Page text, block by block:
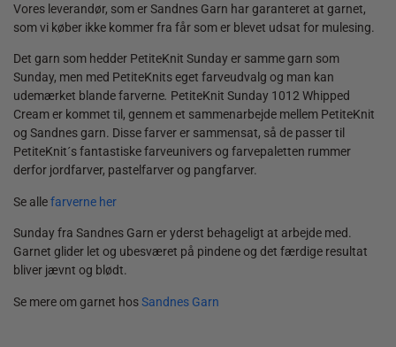
Vores leverandør, som er Sandnes Garn har garanteret at garnet,
som vi køber ikke kommer fra får som er blevet udsat for mulesing.
Det garn som hedder PetiteKnit Sunday er samme garn som
Sunday, men med PetiteKnits eget farveudvalg og man kan
udemærket blande farverne. PetiteKnit Sunday 1012 Whipped
Cream er kommet til, gennem et sammenarbejde mellem PetiteKnit
og Sandnes garn. Disse farver er sammensat, så de passer til
PetiteKnit´s fantastiske farveunivers og farvepaletten rummer
derfor jordfarver, pastelfarver og pangfarver.
Se allefarverne her
Sunday fra Sandnes Garn er yderst behageligt at arbejde med.
Garnet glider let og ubesværet på pindene og det færdige resultat
bliver jævnt og blødt.
Se mere om garnet hosSandnes Garn